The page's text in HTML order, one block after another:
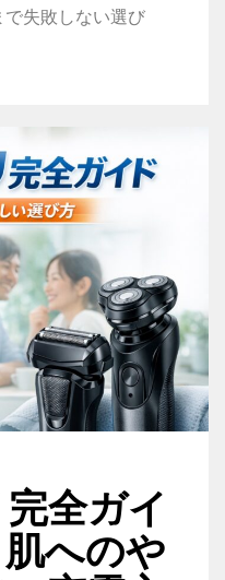
失敗しない選び
全ガイ
へのや